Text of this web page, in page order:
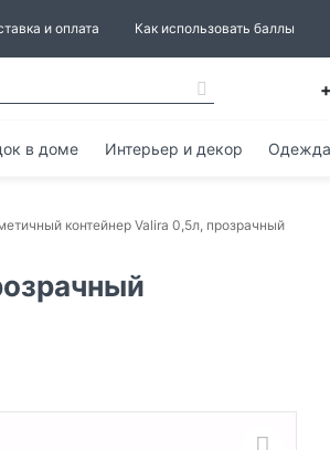
и оплата Как использовать баллы
в доме Интерьер и декор
контейнер Valira 0,5л, прозрачный